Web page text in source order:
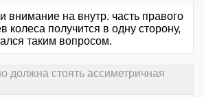
внимание на внутр. часть правого
колеса получится в одну сторону,
таким вопросом.
должна стоять ассиметричная